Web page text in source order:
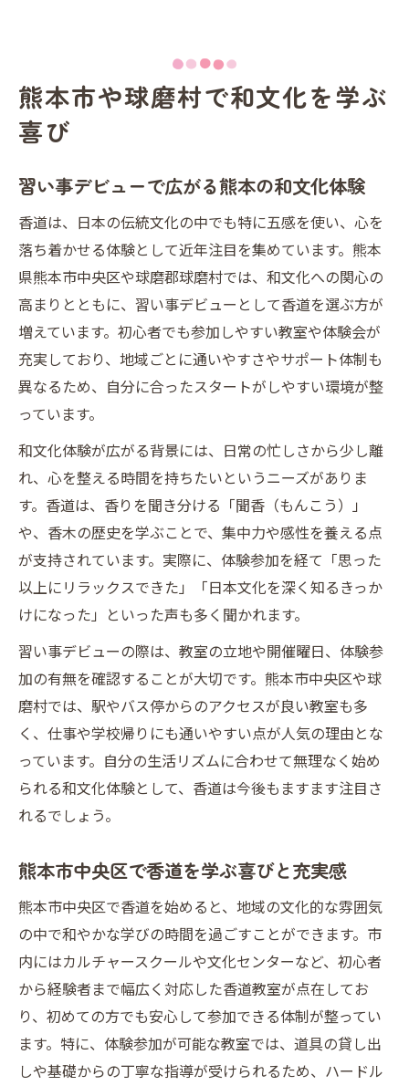
熊本市や球磨村で和文化を学ぶ
喜び
習い事デビューで広がる熊本の和文化体験
香道は、日本の伝統文化の中でも特に五感を使い、心を
落ち着かせる体験として近年注目を集めています。熊本
県熊本市中央区や球磨郡球磨村では、和文化への関心の
高まりとともに、習い事デビューとして香道を選ぶ方が
増えています。初心者でも参加しやすい教室や体験会が
充実しており、地域ごとに通いやすさやサポート体制も
異なるため、自分に合ったスタートがしやすい環境が整
っています。
和文化体験が広がる背景には、日常の忙しさから少し離
れ、心を整える時間を持ちたいというニーズがありま
す。香道は、香りを聞き分ける「聞香（もんこう）」
や、香木の歴史を学ぶことで、集中力や感性を養える点
が支持されています。実際に、体験参加を経て「思った
以上にリラックスできた」「日本文化を深く知るきっか
けになった」といった声も多く聞かれます。
習い事デビューの際は、教室の立地や開催曜日、体験参
加の有無を確認することが大切です。熊本市中央区や球
磨村では、駅やバス停からのアクセスが良い教室も多
く、仕事や学校帰りにも通いやすい点が人気の理由とな
っています。自分の生活リズムに合わせて無理なく始め
られる和文化体験として、香道は今後もますます注目さ
れるでしょう。
熊本市中央区で香道を学ぶ喜びと充実感
熊本市中央区で香道を始めると、地域の文化的な雰囲気
の中で和やかな学びの時間を過ごすことができます。市
内にはカルチャースクールや文化センターなど、初心者
から経験者まで幅広く対応した香道教室が点在してお
り、初めての方でも安心して参加できる体制が整ってい
ます。特に、体験参加が可能な教室では、道具の貸し出
しや基礎からの丁寧な指導が受けられるため、ハードル